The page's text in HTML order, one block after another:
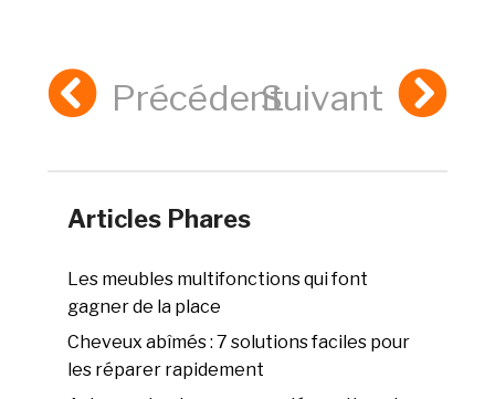
PrécédentSuivant
Articles Phares
Les meubles multifonctions qui font
gagner de la place
Cheveux abîmés : 7 solutions faciles pour
les réparer rapidement